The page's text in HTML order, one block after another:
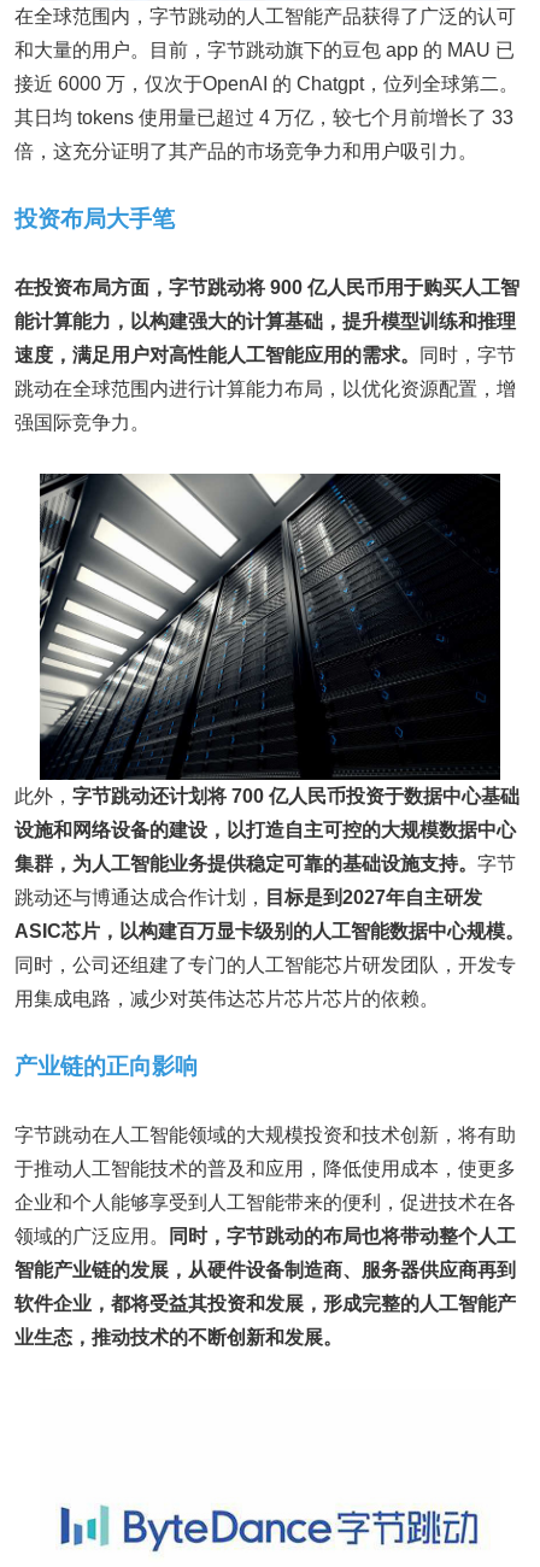
在全球范围内，字节跳动的人工智能产品获得了广泛的认可
和大量的用户。目前，字节跳动旗下的豆包 app 的 MAU 已
接近 6000 万，仅次于OpenAI 的 Chatgpt，位列全球第二。
其日均 tokens 使用量已超过 4 万亿，较七个月前增长了 33
倍，这充分证明了其产品的市场竞争力和用户吸引力。
投资布局大手笔
在投资布局方面 ，字节跳动将 900 亿人民币用于购买人工智
能计算能力，以构建强大的计算基础，提升模型训练和推理
速度，满足用户对高性能人工智能应用的需求。
同时，字节
跳动在全球范围内进行计算能力布局，以优化资源配置，增
强国际竞争力。
此外， 字节跳动还计划将 700 亿人民币投资于数据中心基础
设施和网络设备的建设，以打造自主可控的大规模数据中心
集群，为人工智能业务提供稳定可靠的基础设施支持。 字节
跳动还与博通达成合作计划，
目标是到2027年自主研发
ASIC芯片，以构建百万显卡级别的人工智能数据中心规模。
同时，公司还组建了专门的人工智能芯片研发团队，开发专
用集成电路，减少对英伟达芯片芯片芯片的依赖。
产业链的正向影响
字节跳动在人工智能领域的大规模投资和技术创新，将有助
于推动人工智能技术的普及和应用，降低使用成本，使更多
企业和个人能够享受到人工智能带来的便利，促进技术在各
领域的广泛应用。
同时， 字节跳动的布局也将带动整个人工
智能产业链的发展，从硬件设备制造商、服务器供应商再到
软件企业，都将受益其投资和发展，形成完整的人工智能产
业生态，推动技术的不断创新和发展。